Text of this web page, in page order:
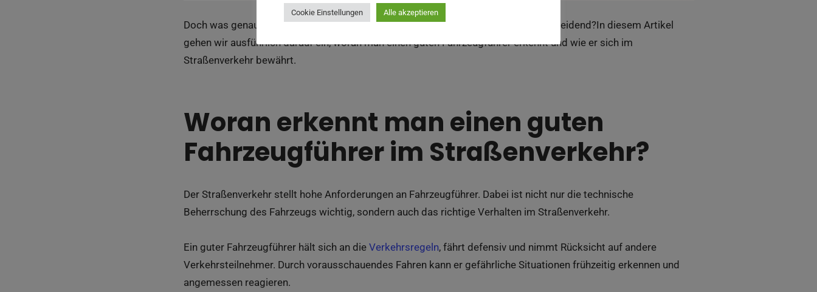
Doch was genau macht einen guten Fahrer aus? Welche Eigenschaften sind entscheidend?In diesem Artikel
gehen wir ausführlich darauf ein, woran man einen guten Fahrzeugführer erkennt und wie er sich im
Straßenverkehr bewährt.
Woran erkennt man einen guten
Fahrzeugführer im Straßenverkehr?
Der Straßenverkehr stellt hohe Anforderungen an Fahrzeugführer. Dabei ist nicht nur die technische
Beherrschung des Fahrzeugs wichtig, sondern auch das richtige Verhalten im Straßenverkehr.
Ein guter Fahrzeugführer hält sich an die Verkehrsregeln, fährt defensiv und nimmt Rücksicht auf andere
Verkehrsteilnehmer. Durch vorausschauendes Fahren kann er gefährliche Situationen frühzeitig erkennen und
angemessen reagieren.
Cookie Einstellungen Alle akzeptieren